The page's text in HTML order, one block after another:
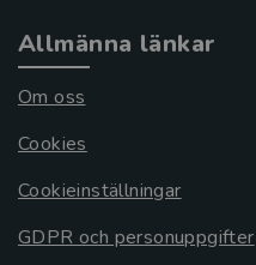
Allmänna länkar
Om oss
Cookies
Cookieinställningar
GDPR och personuppgifter